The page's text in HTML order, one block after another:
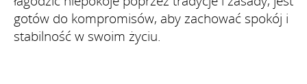
gotów do kompromisów, aby zachować spokój i
stabilność w swoim życiu.